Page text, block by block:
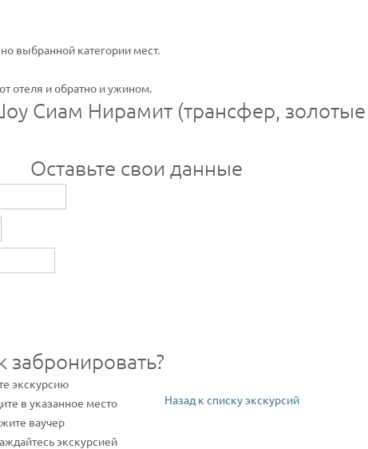
выбранной категории мест.
отеля и обратно и ужином.
Сиам Нирамит (трансфер,
Оставьте свои данные
забронировать?
экскурсию
в указанное место
ваучер
экскурсией
Назад к списку экскурсий